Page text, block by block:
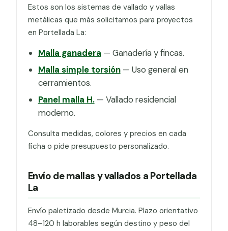
Estos son los sistemas de vallado y vallas
metálicas que más solicitamos para proyectos
en Portellada La:
Malla ganadera — Ganadería y fincas.
Malla simple torsión— Uso general en
cerramientos.
Panel malla H.— Vallado residencial
moderno.
Consulta medidas, colores y precios en cada
ficha o pide presupuesto personalizado.
Envío de mallas y vallados a Portellada
La
Envío paletizado desde Murcia. Plazo orientativo
48–120 h laborables según destino y peso del